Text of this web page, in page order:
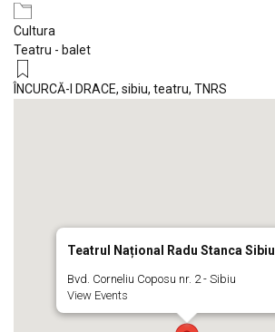
Cultura
Teatru - balet
ÎNCURCĂ-I DRACE, sibiu, teatru, TNRS
Teatrul Național Radu Stanca Sibiu
Bvd. Corneliu Coposu nr. 2 - Sibiu
View Events